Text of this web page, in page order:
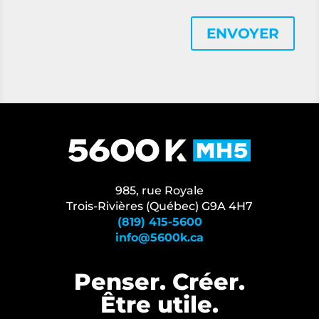
ENVOYER
985, rue Royale
Trois-Rivières (Québec) G9A 4H7
(819) 415-5600
info@5600k.ca
Penser. Créer.
Être⁠ utile.